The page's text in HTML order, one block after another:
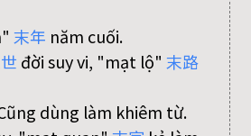
末年 năm cuối.
世 đời suy vi, "mạt lộ" 末路
dùng làm khiêm từ.